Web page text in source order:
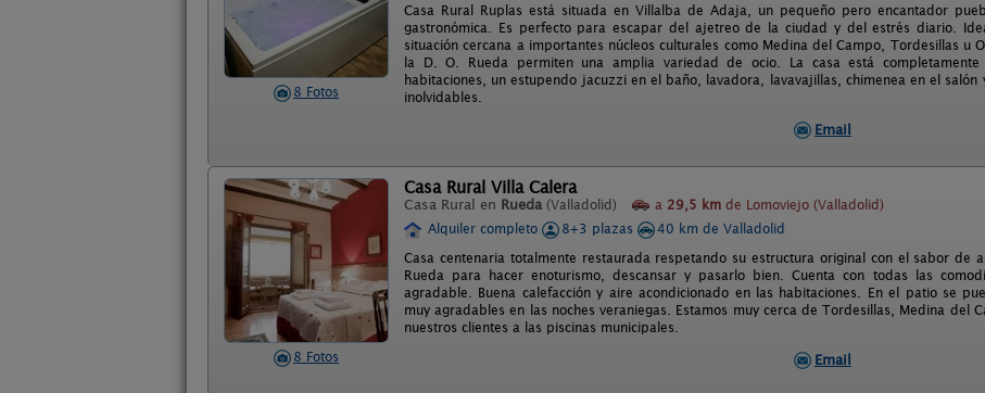
8 Fotos
Casa Rural Ruplas está situada en Villalba de Adaja, un pequeño pero encantador
gastronómica. Es perfecto para escapar del ajetreo de la ciudad y del estrés diario.
situación cercana a importantes núcleos culturales como Medina del Campo, Tordesillas u
la D. O. Rueda permiten una amplia variedad de ocio. La casa está
habitaciones, un estupendo jacuzzi en el baño, lavadora, lavavajillas, chimenea en el
inolvidables.
Email
8 Fotos
Casa Rural Villa Calera
Casa Rural en Rueda (Valladolid) a 29,5 km de Lomoviejo (Valladolid)
Alquiler completo
8+3 plazas
40 km de Valladolid
Casa centenaria totalmente restaurada respetando su estructura original con el sabor de
Rueda para hacer enoturismo, descansar y pasarlo bien. Cuenta con todas las
agradable. Buena calefacción y aire acondicionado en las habitaciones. En el patio se
muy agradables en las noches veraniegas. Estamos muy cerca de Tordesillas, Medina del
nuestros clientes a las piscinas municipales.
Email